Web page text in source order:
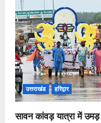
उत्तराखंड हरिद्वार
सावन कांवड़ यात्रा में